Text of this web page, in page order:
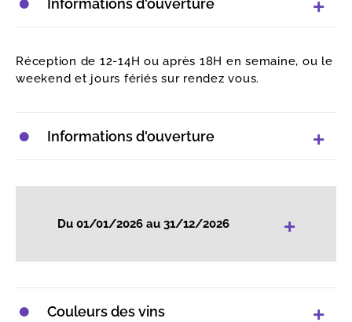
Réception de 12-14H ou après 18H en semaine, ou le
weekend et jours fériés sur rendez vous.
Informations d'ouverture
Du 01/01/2026 au 31/12/2026 +
Couleurs des vins